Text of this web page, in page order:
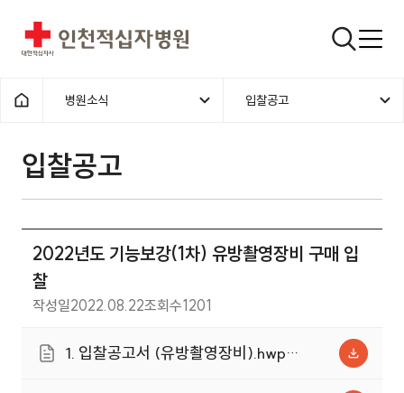
인천적십자병원 검색창
홈으로
병원소식 입찰공고
입찰공고
2022년도 기능보강(1차) 유방촬영장비 구매 입
찰
작성일2022.08.22조회수1201
1. 입찰공고서 (유방촬영장비).hwp